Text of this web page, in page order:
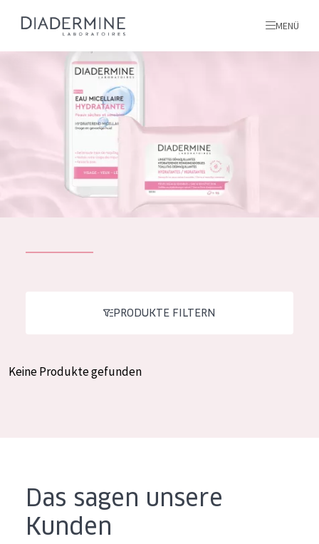
Nachtcreme
Augencreme
ALLE PRODUKTE
MENÜ
inhaltsstoffe
Über uns
Inspiration
Spanish
PRODUKTE FILTERN
Keine Produkte gefunden
Das sagen unsere
Kunden